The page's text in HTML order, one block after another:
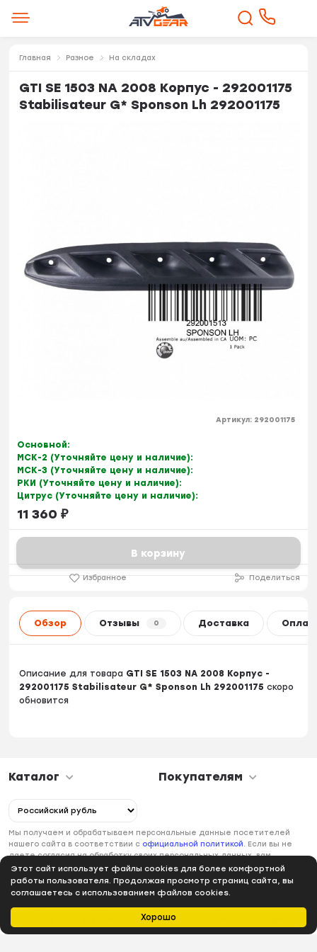
Хорошо
Этот сайт использует файлы cookies для более комфортной
работы пользователя. Продолжая просмотр страниц сайта, вы
соглашаетесь с использованием файлов cookies.
Избранное
Главная Разное На складах
GTI SE 1503 NA 2008 Корпус - 292001175
Stabilisateur G* Sponson Lh 292001175
Артикул: 292001175
Основной:
МСК-2 (Уточняйте цену и наличие):
МСК-3 (Уточняйте цену и наличие):
РКИ (Уточняйте цену и наличие):
Цитрус (Уточняйте цену и наличие):
11 360 ₽
В корзину
Избранное Поделиться
Обзор Отзывы 0 Доставка
Описание для товара GTI SE 1503 NA 2008 Корпус -
292001175 Stabilisateur G* Sponson Lh 292001175 скоро
обновится
Каталог Покупателям
Мы получаем и обрабатываем персональные данные посетителей
нашего сайта в соответствии с официальной политикой. Если вы не
даете согласия на обработку своих персональных данных, вам
необходимо покинуть наш сайт.